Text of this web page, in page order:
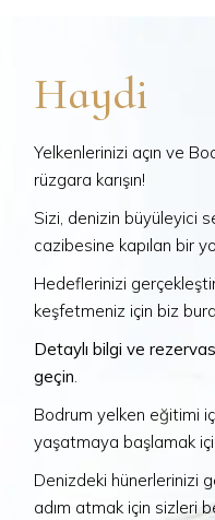
Haydi
Yelkenlerinizi açın ve
rüzgara karışın!
Sizi, denizin büyüleyici
cazibesine kapılan bir
Hedeflerinizi
keşfetmeniz için biz
Detaylı bilgi ve
geçin.
Bodrum yelken eğitimi
yaşatmaya başlamak
Denizdeki hünerlerinizi
adım atmak için sizleri